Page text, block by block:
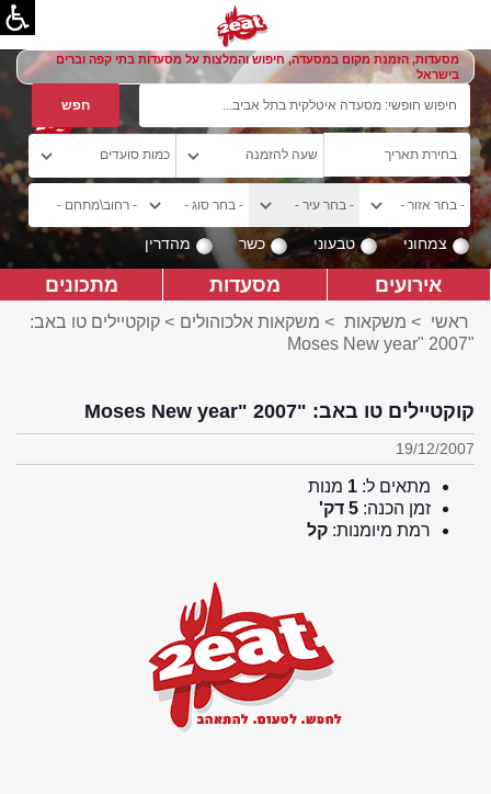
מסעדות, הזמנת מקום במסעדה, חיפוש והמלצות על מסעדות בתי קפה וברים
בישראל
צמחוני טבעוני כשר מהדרין
אירועים מסעדות מתכונים
ראשי > משקאות > משקאות אלכוהולים > קוקטיילים טו באב:
"Moses New year" 2007
קוקטיילים טו באב: "Moses New year" 2007
19/12/2007
מתאים ל: 1 מנות
זמן הכנה: 5 דק'
רמת מיומנות: קל